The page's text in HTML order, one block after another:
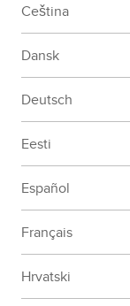
Ceština
Dansk
Deutsch
Eesti
Español
Français
Hrvatski